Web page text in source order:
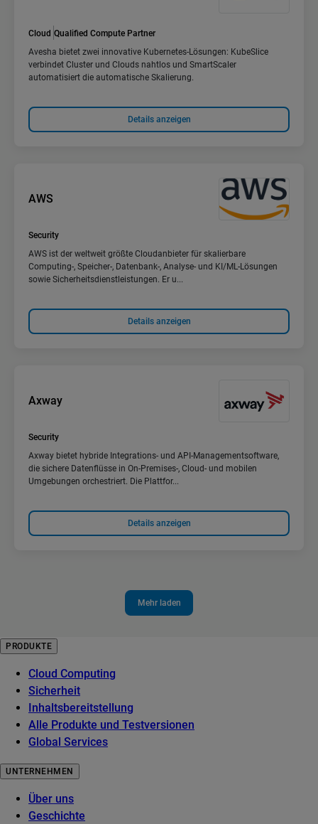
Cloud Qualified Compute Partner
Avesha bietet zwei innovative Kubernetes-Lösungen: KubeSlice
verbindet Cluster und Clouds nahtlos und SmartScaler
automatisiert die automatische Skalierung.
Details anzeigen
AWS
Security
AWS ist der weltweit größte Cloudanbieter für skalierbare
Computing-, Speicher-, Datenbank-, Analyse- und KI/ML-Lösungen
sowie Sicherheitsdienstleistungen. Er u...
Details anzeigen
Axway
Security
Axway bietet hybride Integrations- und API-Managementsoftware,
die sichere Datenflüsse in On-Premises-, Cloud- und mobilen
Umgebungen orchestriert. Die Plattfor...
Details anzeigen
Mehr laden
PRODUKTE
Cloud Computing
Sicherheit
Inhaltsbereitstellung
Alle Produkte und Testversionen
Global Services
UNTERNEHMEN
Über uns
Geschichte